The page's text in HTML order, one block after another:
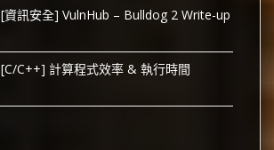
[資訊安全] VulnHub – Bulldog 2 Write-up
[C/C++] 計算程式效率 & 執行時間